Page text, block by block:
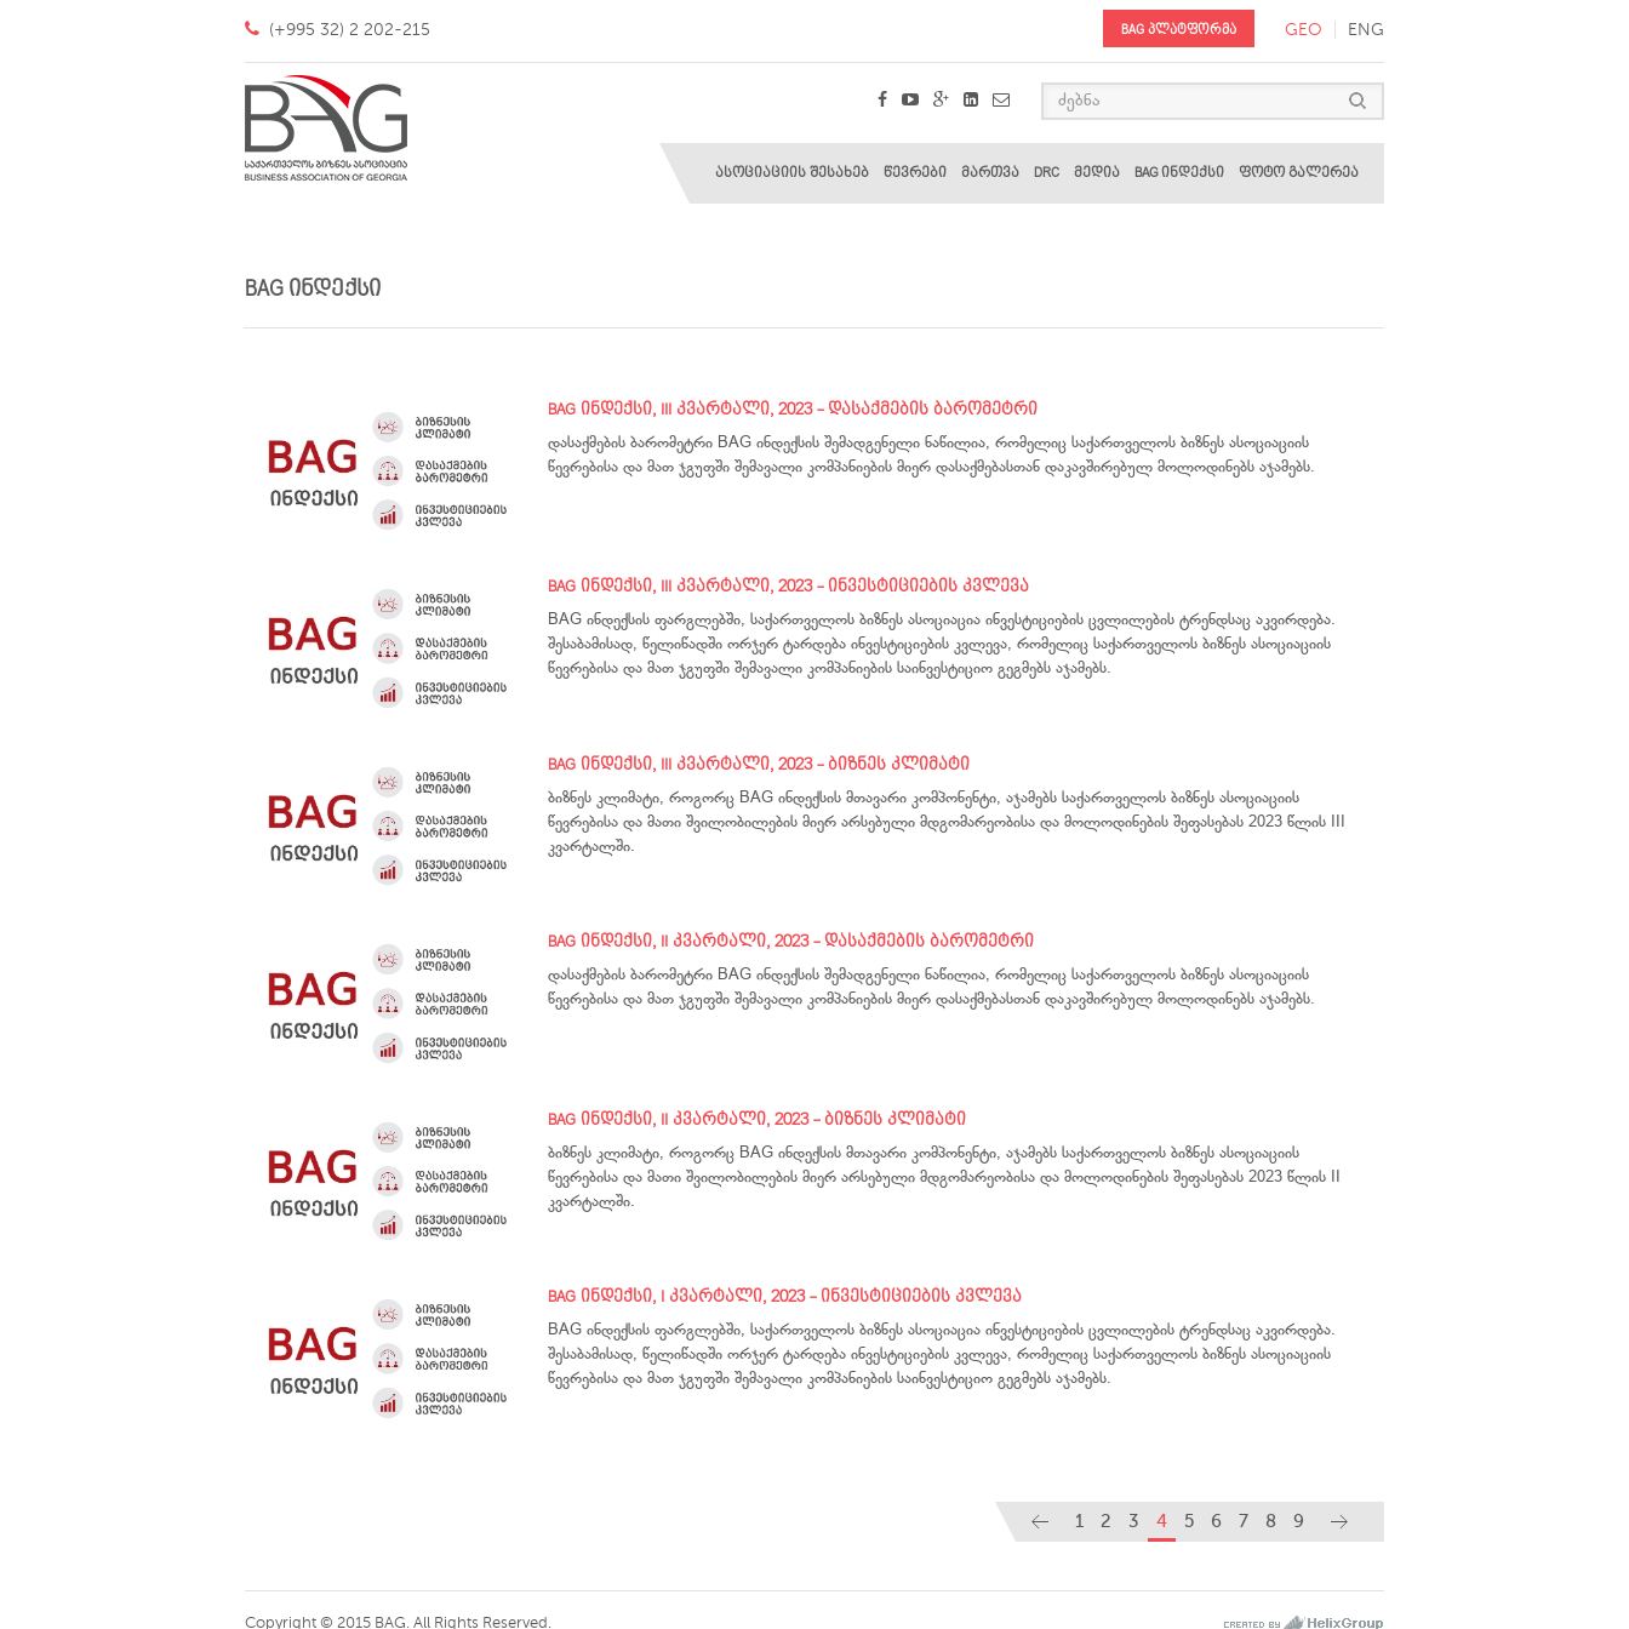
(+995 32) 2 202-215 GEO ENG
BAG პლატფორმა
ასოციაციის შესახებ წევრები მართვა DRC მედია BAG ინდექსი ფოტო გალერეა
BAG ინდექსი
BAG ინდექსი, III კვარტალი, 2023 - დასაქმების ბარომეტრი
დასაქმების ბარომეტრი BAG ინდექსის შემადგენელი ნაწილია, რომელიც საქართველოს ბიზნეს ასოციაციის
წევრებისა და მათ ჯგუფში შემავალი კომპანიების მიერ დასაქმებასთან დაკავშირებულ მოლოდინებს აჯამებს.
BAG ინდექსი, III კვარტალი, 2023 - ინვესტიციების კვლევა
BAG ინდექსის ფარგლებში, საქართველოს ბიზნეს ასოციაცია ინვესტიციების ცვლილების ტრენდსაც აკვირდება.
შესაბამისად, წელიწადში ორჯერ ტარდება ინვესტიციების კვლევა, რომელიც საქართველოს ბიზნეს ასოციაციის
წევრებისა და მათ ჯგუფში შემავალი კომპანიების საინვესტიციო გეგმებს აჯამებს.
BAG ინდექსი, III კვარტალი, 2023 - ბიზნეს კლიმატი
ბიზნეს კლიმატი, როგორც BAG ინდექსის მთავარი კომპონენტი, აჯამებს საქართველოს ბიზნეს ასოციაციის
წევრებისა და მათი შვილობილების მიერ არსებული მდგომარეობისა და მოლოდინების შეფასებას 2023 წლის III
კვარტალში.
BAG ინდექსი, II კვარტალი, 2023 - დასაქმების ბარომეტრი
დასაქმების ბარომეტრი BAG ინდექსის შემადგენელი ნაწილია, რომელიც საქართველოს ბიზნეს ასოციაციის
წევრებისა და მათ ჯგუფში შემავალი კომპანიების მიერ დასაქმებასთან დაკავშირებულ მოლოდინებს აჯამებს.
BAG ინდექსი, II კვარტალი, 2023 - ბიზნეს კლიმატი
ბიზნეს კლიმატი, როგორც BAG ინდექსის მთავარი კომპონენტი, აჯამებს საქართველოს ბიზნეს ასოციაციის
წევრებისა და მათი შვილობილების მიერ არსებული მდგომარეობისა და მოლოდინების შეფასებას 2023 წლის II
კვარტალში.
BAG ინდექსი, I კვარტალი, 2023 - ინვესტიციების კვლევა
BAG ინდექსის ფარგლებში, საქართველოს ბიზნეს ასოციაცია ინვესტიციების ცვლილების ტრენდსაც აკვირდება.
შესაბამისად, წელიწადში ორჯერ ტარდება ინვესტიციების კვლევა, რომელიც საქართველოს ბიზნეს ასოციაციის
წევრებისა და მათ ჯგუფში შემავალი კომპანიების საინვესტიციო გეგმებს აჯამებს.
1 2 3 4 5 6 7 8 9
Copyright © 2015 BAG. All Rights Reserved.